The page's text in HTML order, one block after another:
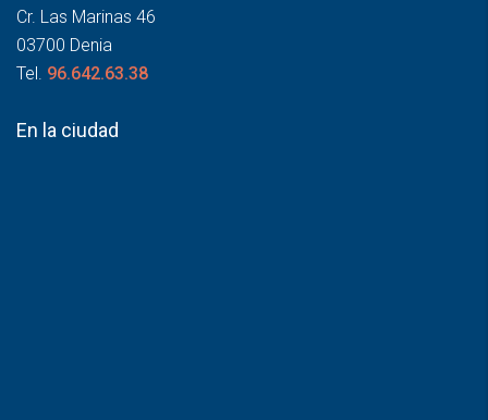
Cr. Las Marinas 46
03700 Denia
Tel. 96.642.63.38
En la ciudad